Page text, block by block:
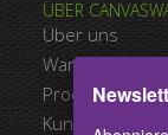
ÜBER
Über uns
Warum
Produktqualität